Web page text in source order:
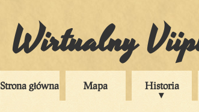
Wirtualny
Strona główna Mapa Historia